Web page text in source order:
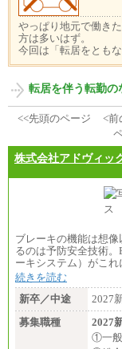
やっぱり地元で働き
方は多いはず。
今回は「転居をとも
転居を伴う転勤の
<<先頭のページ <前
株式会社アドヴィッ
ブレーキの機能は想
るのは予防安全技術
ーキシステム）がこ
続きを読む
新卒／中途
2027
募集職種
2027
①一